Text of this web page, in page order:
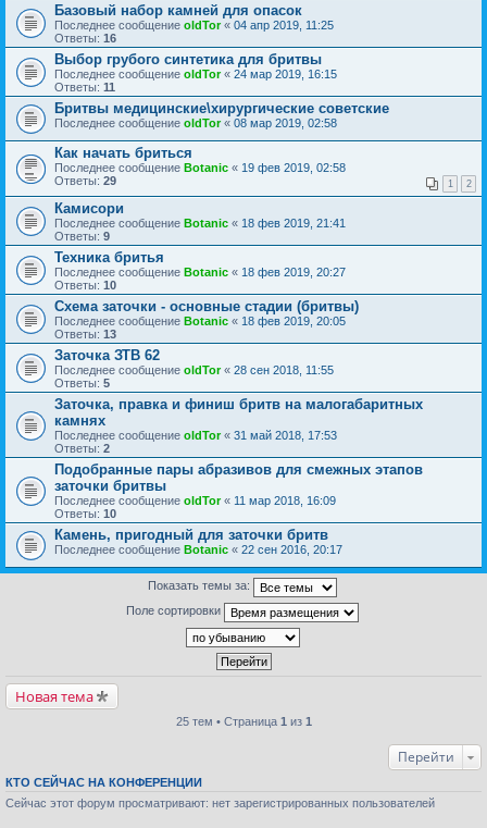
Базовый набор камней для опасок
Последнее сообщение oldTor« 04 апр 2019, 11:25
Ответы: 16
Выбор грубого синтетика для бритвы
Последнее сообщение oldTor« 24 мар 2019, 16:15
Ответы: 11
Бритвы медицинские\хирургические советские
Последнее сообщение oldTor« 08 мар 2019, 02:58
Как начать бриться
Последнее сообщение Botanic « 19 фев 2019, 02:58
Ответы: 29 1 2
Камисори
Последнее сообщение Botanic « 18 фев 2019, 21:41
Ответы: 9
Техника бритья
Последнее сообщение Botanic « 18 фев 2019, 20:27
Ответы: 10
Схема заточки - основные стадии (бритвы)
Последнее сообщение Botanic « 18 фев 2019, 20:05
Ответы: 13
Заточка ЗТВ 62
Последнее сообщение oldTor« 28 сен 2018, 11:55
Ответы: 5
Заточка, правка и финиш бритв на малогабаритных
камнях
Последнее сообщение oldTor« 31 май 2018, 17:53
Ответы: 2
Подобранные пары абразивов для смежных этапов
заточки бритвы
Последнее сообщение oldTor« 11 мар 2018, 16:09
Ответы: 10
Камень, пригодный для заточки бритв
Последнее сообщение Botanic « 22 сен 2016, 20:17
Показать темы за:
Поле сортировки
Новая тема
25 тем • Страница 1 из 1
Перейти
КТО СЕЙЧАС НА КОНФЕРЕНЦИИ
Сейчас этот форум просматривают: нет зарегистрированных пользователей